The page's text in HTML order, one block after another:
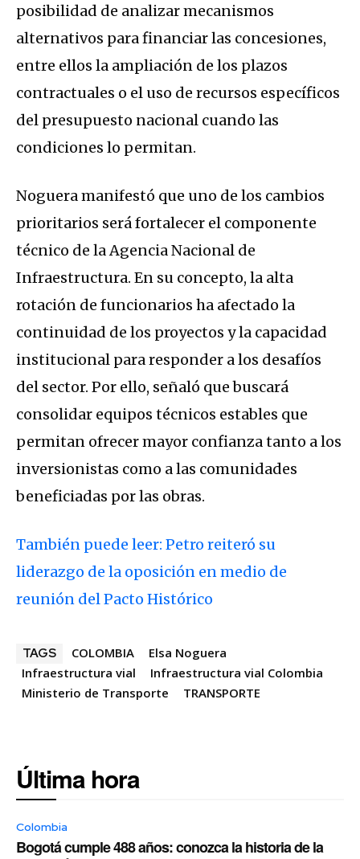
posibilidad de analizar mecanismos
alternativos para financiar las concesiones,
entre ellos la ampliación de los plazos
contractuales o el uso de recursos específicos
del presupuesto nacional cuando las
condiciones lo permitan.
Noguera manifestó que uno de los cambios
prioritarios será fortalecer el componente
técnico de la Agencia Nacional de
Infraestructura. En su concepto, la alta
rotación de funcionarios ha afectado la
continuidad de los proyectos y la capacidad
institucional para responder a los desafíos
del sector. Por ello, señaló que buscará
consolidar equipos técnicos estables que
permitan ofrecer mayor confianza tanto a los
inversionistas como a las comunidades
beneficiadas por las obras.
También puede leer: Petro reiteró su
liderazgo de la oposición en medio de
reunión del Pacto Histórico
TAGS COLOMBIA
Elsa Noguera
Infraestructura vial
Infraestructura vial Colombia
Ministerio de Transporte
TRANSPORTE
Última hora
Colombia
Bogotá cumple 488 años: conozca la historia de la